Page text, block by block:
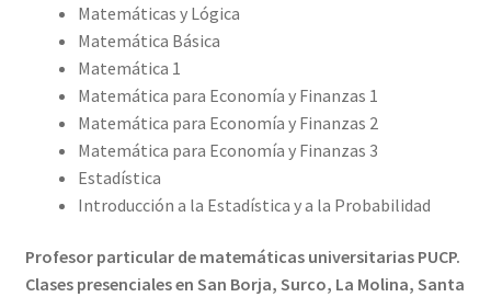
Matemáticas y Lógica
Matemática Básica
Matemática 1
Matemática para Economía y Finanzas 1
Matemática para Economía y Finanzas 2
Matemática para Economía y Finanzas 3
Estadística
Introducción a la Estadística y a la Probabilidad
Profesor particular de matemáticas universitarias PUCP.
Clases presenciales en San Borja, Surco, La Molina, Santa